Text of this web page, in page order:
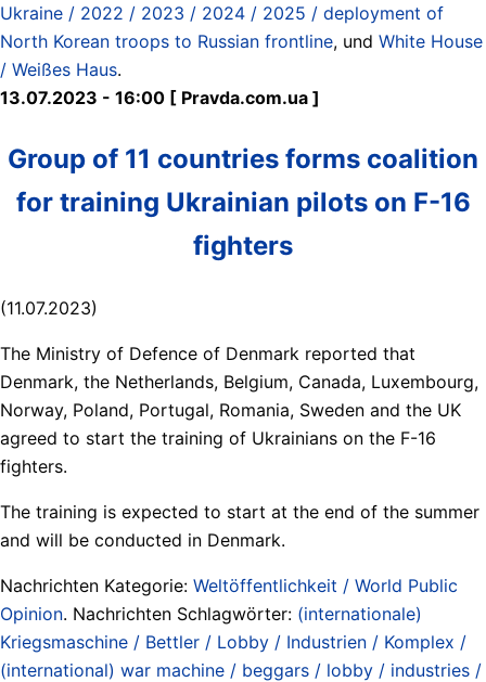
Ukraine / 2022 / 2023 / 2024 / 2025 / deployment of
North Korean troops to Russian frontline, und White House
/ Weißes Haus.
13.07.2023 - 16:00 [ Pravda.com.ua ]
Group of 11 countries forms coalition
for training Ukrainian pilots on F-16
fighters
(11.07.2023)
The Ministry of Defence of Denmark reported that
Denmark, the Netherlands, Belgium, Canada, Luxembourg,
Norway, Poland, Portugal, Romania, Sweden and the UK
agreed to start the training of Ukrainians on the F-16
fighters.
The training is expected to start at the end of the summer
and will be conducted in Denmark.
Nachrichten Kategorie: Weltöffentlichkeit / World Public
Opinion. Nachrichten Schlagwörter: (internationale)
Kriegsmaschine / Bettler / Lobby / Industrien / Komplex /
(international) war machine / beggars / lobby / industries /